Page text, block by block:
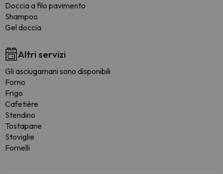
Doccia a filo pavimento
Shampoo
Gel doccia
Altri servizi
Gli asciugamani sono disponibili
Forno
Frigo
Cafetière
Stendino
Tostapane
Stoviglie
Fornelli